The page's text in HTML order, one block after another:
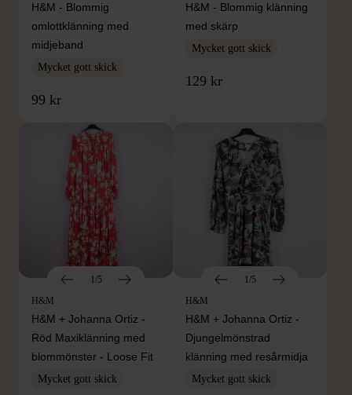
H&M - Blommig
omlottklänning med
midjeband
Mycket gott skick
99 kr
H&M - Blommig klänning
med skärp
Mycket gott skick
129 kr
1/5
H&M
H&M + Johanna Ortiz -
Röd Maxiklänning med
blommönster - Loose Fit
Mycket gott skick
1/5
H&M
H&M + Johanna Ortiz -
Djungelmönstrad
klänning med resårmidja
Mycket gott skick